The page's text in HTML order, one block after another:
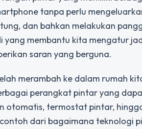
tanpa perlu
dan bahkan melakukan
membantu kita mengatur
saran yang berguna.
merambah ke dalam rumah
perangkat pintar yang
otomatis, termostat pintar,
dari bagaimana teknologi